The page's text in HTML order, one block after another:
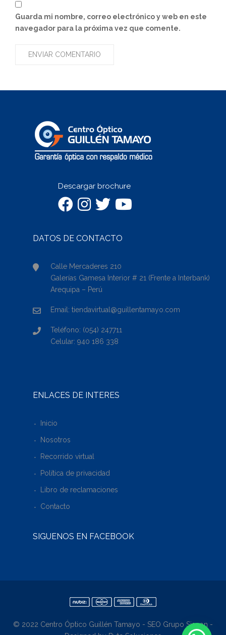
Guarda mi nombre, correo electrónico y web en este
navegador para la próxima vez que comente.
Descargar brochure
DATOS DE CONTACTO
Calle Mercaderes 210
Galerías Gamesa Interior # 21 (Frente a Interbank)
Arequipa – Perú
Email: tiendavirtual@guillentamayo.com
Teléfono: (054) 247711
Celular: 940 186 338
ENLACES DE INTERÉS
Inicio
Nosotros
Recorrido virtual
Política de privacidad
Libro de reclamaciones
Contacto
SÍGUENOS EN FACEBOOK
© 2022 Centro Óptico Guillén Tamayo - SEO Grupo Siscon -